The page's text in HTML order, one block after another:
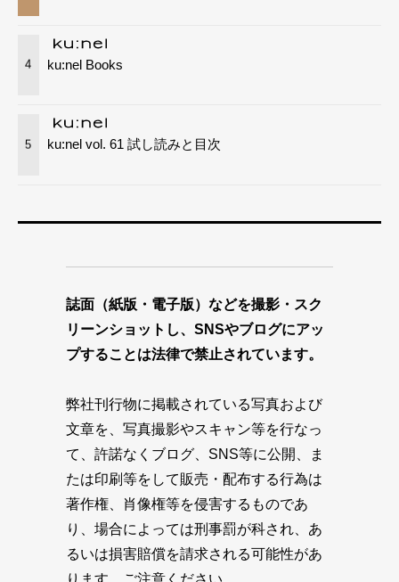
4 ku:nel Books
5 ku:nel vol. 61 試し読みと目次
誌面（紙版・電子版）などを撮影・スク
リーンショットし、SNSやブログにアッ
プすることは法律で禁止されています。
弊社刊行物に掲載されている写真および
文章を、写真撮影やスキャン等を行なっ
て、許諾なくブログ、SNS等に公開、ま
たは印刷等をして販売・配布する行為は
著作権、肖像権等を侵害するものであ
り、場合によっては刑事罰が科され、あ
るいは損害賠償を請求される可能性があ
ります。ご注意ください。